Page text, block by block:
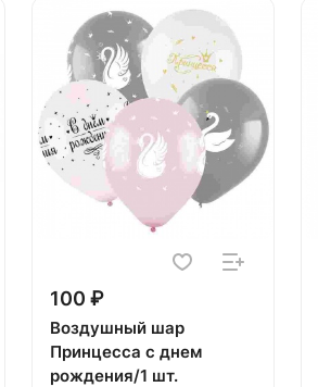
100 ₽
Воздушный шар
Принцесса с днем
рождения/1 шт.